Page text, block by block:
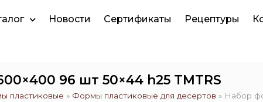
Новости Сертификаты Рецептуры
96 шт 50×44 h25 TMTRS
пластиковые » Формы пластиковые для десертов » Набор